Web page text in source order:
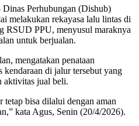
Dinas Perhubungan (Dishub)
melakukan rekayasa lalu lintas di
RSUD PPU, menyusul maraknya
untuk berjualan.
mengatakan penataan
kendaraan di jalur tersebut yang
aktivitas jual beli.
tetap bisa dilalui dengan aman
kata Agus, Senin (20/4/2026).